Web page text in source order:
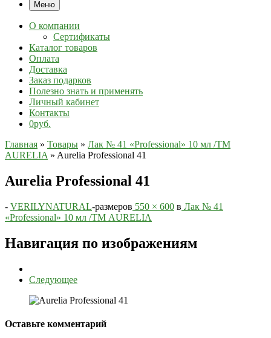
Меню
О компании
Сертификаты
Каталог товаров
Оплата
Доставка
Заказ подарков
Полезно знать и применять
Личный кабинет
Контакты
0руб.
Главная » Товары » Лак № 41 «Professional» 10 мл /ТМ
AURELIA » Aurelia Professional 41
Aurelia Professional 41
- VERILYNATURAL-размеров 550 × 600 в Лак № 41
«Professional» 10 мл /ТМ AURELIA
Навигация по изображениям
Следующее
Оставьте комментарий